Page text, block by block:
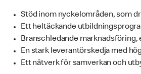
Stöd inom nyckelområden, som
Ett heltäckande
Branschledande
En stark leverantörskedja med
Ett nätverk för samverkan och